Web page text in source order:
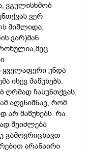
ვგულისხმობ
ვერ
მიშლიდა,
ვარ)მან
ყველაფერი უნდა
ისევ მაწუხებს.
ღრმად ჩასუნთქვას,
აღვნიშნავ, რომ
არ მაწუხებს. რა
შეიძლება
გამოვრიცხავთ
არანაირი